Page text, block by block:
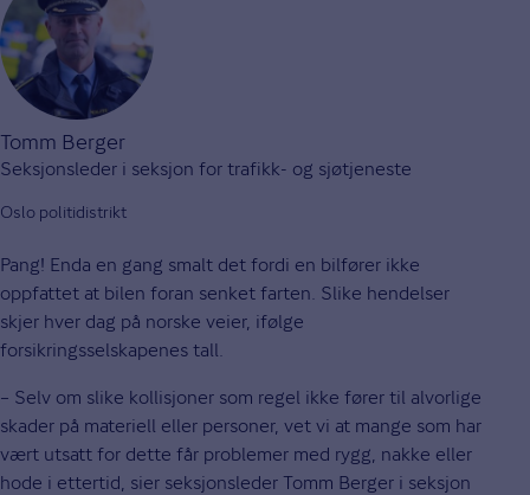
Tomm Berger
Seksjonsleder i seksjon for trafikk- og sjøtjeneste
Oslo politidistrikt
Pang! Enda en gang smalt det fordi en bilfører ikke
oppfattet at bilen foran senket farten. Slike hendelser
skjer hver dag på norske veier, ifølge
forsikringsselskapenes tall.
– Selv om slike kollisjoner som regel ikke fører til alvorlige
skader på materiell eller personer, vet vi at mange som har
vært utsatt for dette får problemer med rygg, nakke eller
hode i ettertid, sier seksjonsleder Tomm Berger i seksjon